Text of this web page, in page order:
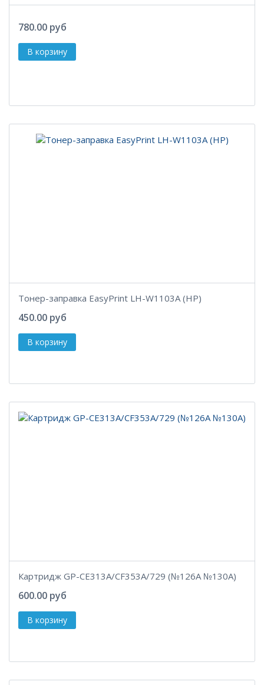
780.00 руб
Тонер-заправка EasyPrint LH-W1103A (HP)
450.00 руб
Картридж GP-CE313A/CF353A/729 (№126A №130A)
600.00 руб